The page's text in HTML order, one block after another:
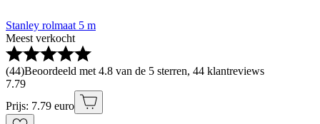
Stanley rolmaat 5 m
Meest verkocht
(44)Beoordeeld met 4.8 van de 5 sterren, 44 klantreviews
7.79
Prijs: 7.79 euro